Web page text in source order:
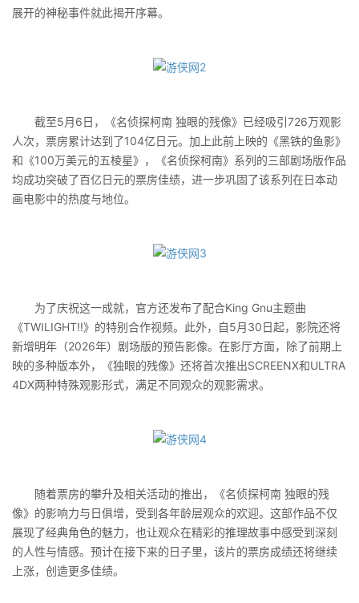
展开的神秘事件就此揭开序幕。
截至5月6日，《名侦探柯南 独眼的残像》已经吸引726万观影
人次，票房累计达到了104亿日元。加上此前上映的《黑铁的鱼影》
和《100万美元的五棱星》，《名侦探柯南》系列的三部剧场版作品
均成功突破了百亿日元的票房佳绩，进一步巩固了该系列在日本动
画电影中的热度与地位。
为了庆祝这一成就，官方还发布了配合King Gnu主题曲
《TWILIGHT!!》的特别合作视频。此外，自5月30日起，影院还将
新增明年（2026年）剧场版的预告影像。在影厅方面，除了前期上
映的多种版本外，《独眼的残像》还将首次推出SCREENX和ULTRA
4DX两种特殊观影形式，满足不同观众的观影需求。
随着票房的攀升及相关活动的推出，《名侦探柯南 独眼的残
像》的影响力与日俱增，受到各年龄层观众的欢迎。这部作品不仅
展现了经典角色的魅力，也让观众在精彩的推理故事中感受到深刻
的人性与情感。预计在接下来的日子里，该片的票房成绩还将继续
上涨，创造更多佳绩。